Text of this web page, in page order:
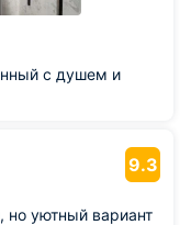
с душем и
9.3
уютный вариант